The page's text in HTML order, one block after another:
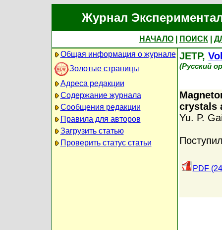
Журнал
НАЧАЛО ПОИСК
Общая информация о журнале
Золотые страницы
Адреса редакции
Содержание журнала
Сообщения редакции
Правила для авторов
Загрузить статью
Проверить статус статьи
JETP,
(Русский
crystals
Yu. P.
PDF